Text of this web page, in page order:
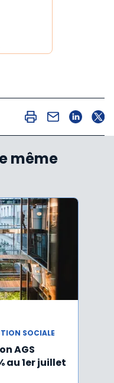
même
SOCIALE
AGS
au 1er juillet